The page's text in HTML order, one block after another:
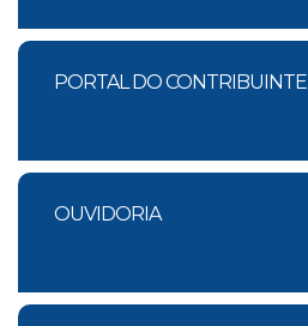
PORTAL DO CONTRIBUINTE
OUVIDORIA